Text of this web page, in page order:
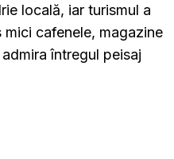
locală, iar turismul a
cafenele, magazine
întregul peisaj